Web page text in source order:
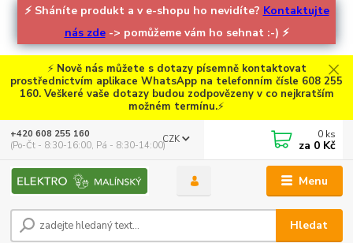
⚡ Sháníte produkt a v e-shopu ho nevidíte? Kontaktujte
nás zde-> pomůžeme vám ho sehnat :-) ⚡
⚡ Nově nás můžete s dotazy písemně kontaktovat
prostřednictvím aplikace WhatsApp na telefonním čísle 608 255
160. Veškeré vaše dotazy budou zodpovězeny v co nejkratším
možném termínu.⚡
Menu
CZK
Hledat
+420 608 255 160
(Po-Čt - 8:30-16:00, Pá - 8:30-14:00)
0 ks
za 0 Kč